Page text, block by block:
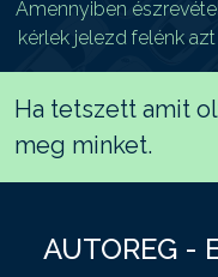
Amennyiben
kérlek jelezd felénk
Ha tetszett amit
meg minket.
AUTOREG -